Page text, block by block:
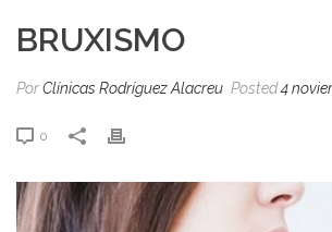
BRUXISMO
PorClínicas Rodríguez Alacreu Posted4
0